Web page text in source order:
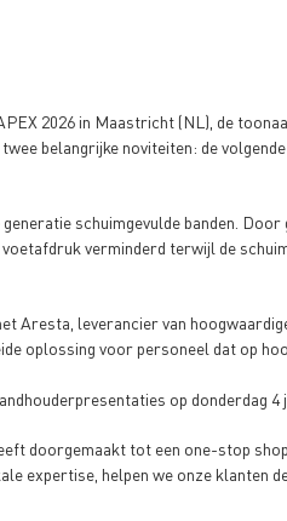
2026 in Maastricht (NL), de
belangrijke noviteiten: de volgende
schuimgevulde banden.
verminderd terwijl de
Aresta, leverancier van
oplossing voor personeel dat op
op donderdag 4
doorgemaakt tot een one-stop
expertise, helpen we onze klanten